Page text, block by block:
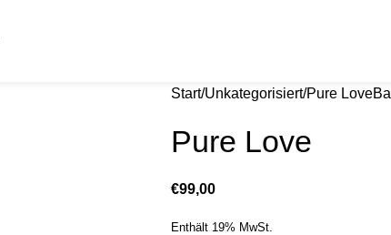
Start Unkategorisiert Pure Love
Pure Love
€99,00
Enthält 19% MwSt.